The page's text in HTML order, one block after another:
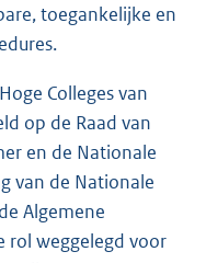
toegankelijke en
Colleges van
op de Raad van
en de Nationale
van de Nationale
Algemene
rol weggelegd voor